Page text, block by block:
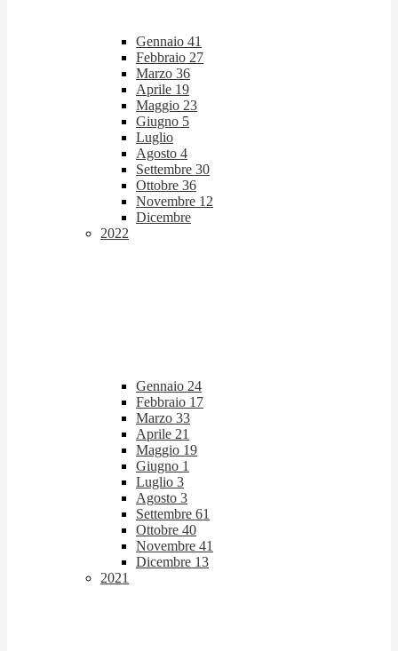
Gennaio 41
Febbraio 27
Marzo 36
Aprile 19
Maggio 23
Giugno 5
Luglio
Agosto 4
Settembre 30
Ottobre 36
Novembre 12
Dicembre
2022
Gennaio 24
Febbraio 17
Marzo 33
Aprile 21
Maggio 19
Giugno 1
Luglio 3
Agosto 3
Settembre 61
Ottobre 40
Novembre 41
Dicembre 13
2021